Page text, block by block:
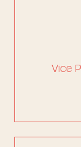
Vice